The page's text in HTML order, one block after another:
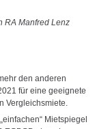
RA Manfred Lenz
den anderen
für eine geeignete
Vergleichsmiete.
Mietspiegel